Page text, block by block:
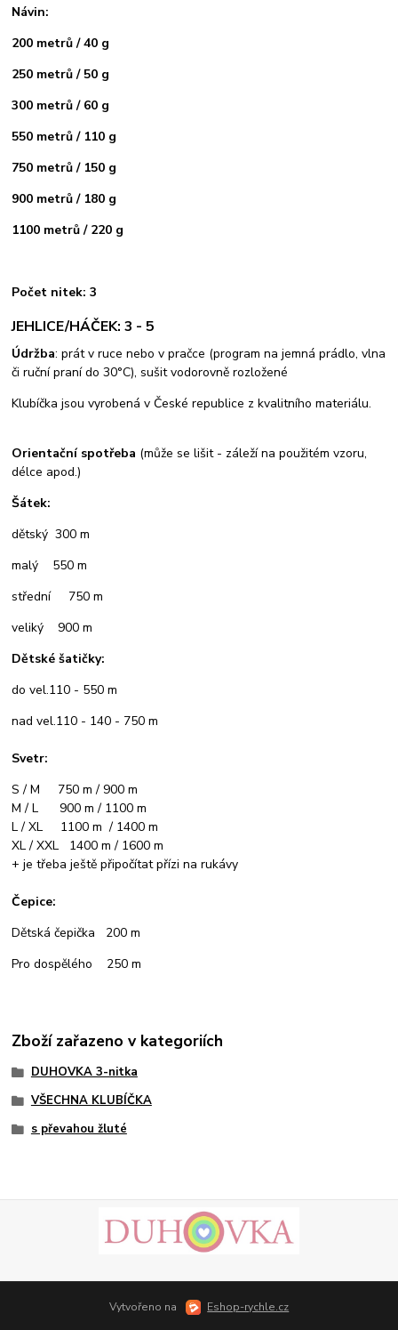
Návin:
200 metrů / 40 g
250 metrů / 50 g
300 metrů / 60 g
550 metrů / 110 g
750 metrů / 150 g
900 metrů / 180 g
1100 metrů / 220 g
Počet nitek: 3
JEHLICE/HÁČEK: 3 - 5
Údržba: prát v ruce nebo v pračce (program na jemná prádlo, vlna
či ruční praní do 30°C), sušit vodorovně rozložené
Klubíčka jsou vyrobená v České republice z kvalitního materiálu.
Orientační spotřeba (může se lišit - záleží na použitém vzoru,
délce apod.)
Šátek:
dětský 300 m
malý 550 m
střední 750 m
veliký 900 m
Dětské šatičky:
do vel.110 - 550 m
nad vel.110 - 140 - 750 m
Svetr:
S / M 750 m / 900 m
M / L 900 m / 1100 m
L / XL 1100 m / 1400 m
XL / XXL 1400 m / 1600 m
+ je třeba ještě připočítat přízi na rukávy
Čepice:
Dětská čepička 200 m
Pro dospělého 250 m
Zboží zařazeno v kategoriích
DUHOVKA 3-nitka
VŠECHNA KLUBÍČKA
s převahou žluté
Vytvořeno na Eshop-rychle.cz